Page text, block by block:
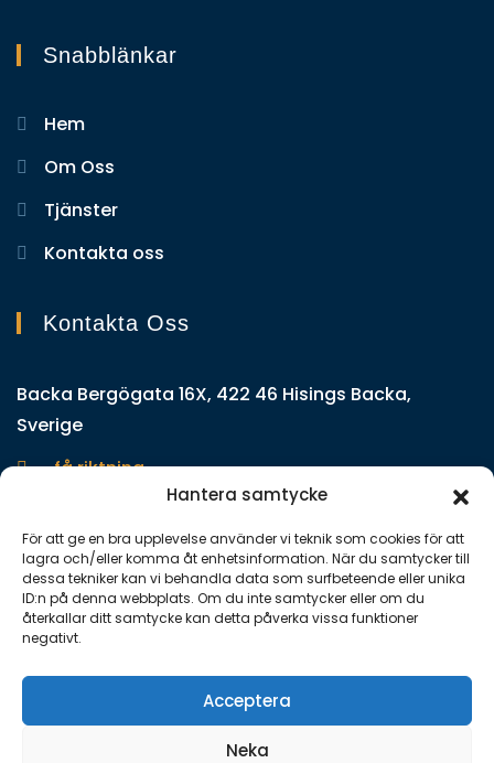
Hantera samtycke
För att ge en bra upplevelse använder vi teknik som cookies för att
lagra och/eller komma åt enhetsinformation. När du samtycker till
dessa tekniker kan vi behandla data som surfbeteende eller unika
ID:n på denna webbplats. Om du inte samtycker eller om du
återkallar ditt samtycke kan detta påverka vissa funktioner
negativt.
Acceptera
Neka
Snabblänkar
Hem
Om Oss
Tjänster
Kontakta oss
Kontakta Oss
Backa Bergögata 16X, 422 46 Hisings Backa,
Sverige
få riktning
Få en kostnadsfri offert
031-22 55 40
559409-9201
Mail:info@sqstadservice.se